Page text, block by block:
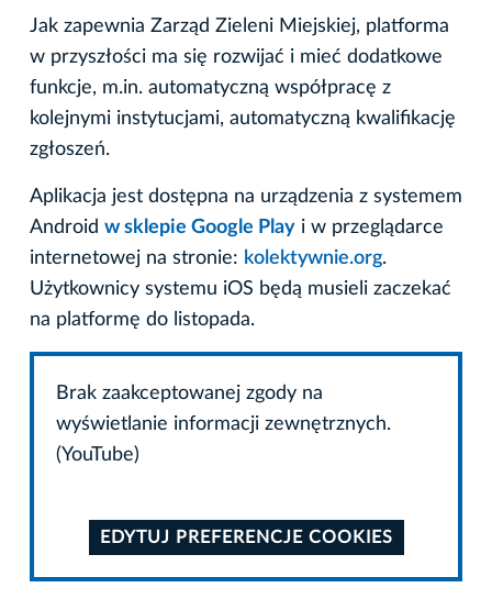
Jak zapewnia Zarząd Zieleni Miejskiej, platforma
w przyszłości ma się rozwijać i mieć dodatkowe
funkcje, m.in. automatyczną współpracę z
kolejnymi instytucjami, automatyczną kwalifikację
zgłoszeń.
Aplikacja jest dostępna na urządzenia z systemem
Android w sklepie Google Play i w przeglądarce
internetowej na stronie: kolektywnie.org.
Użytkownicy systemu iOS będą musieli zaczekać
na platformę do listopada.
Brak zaakceptowanej zgody na
wyświetlanie informacji zewnętrznych.
(YouTube)
EDYTUJ PREFERENCJE COOKIES